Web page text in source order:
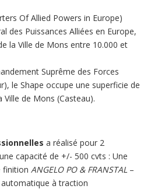
Of Allied Powers in Europe)
des Puissances Alliées en Europe,
la Ville de Mons entre 10.000 et
Suprême des Forces
le Shape occupe une superficie de
de Mons (Casteau).
a réalisé pour 2
capacité de +/- 500 cvts : Une
finition ANGELO PO & FRANSTAL –
à traction